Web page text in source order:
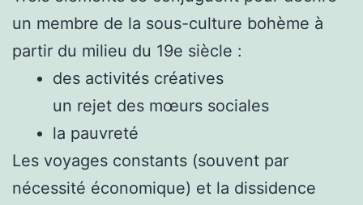
un membre de la sous-culture bohème à
partir du milieu du 19e siècle :
des activités créatives
un rejet des mœurs sociales
la pauvreté
Les voyages constants (souvent par
nécessité économique) et la dissidence